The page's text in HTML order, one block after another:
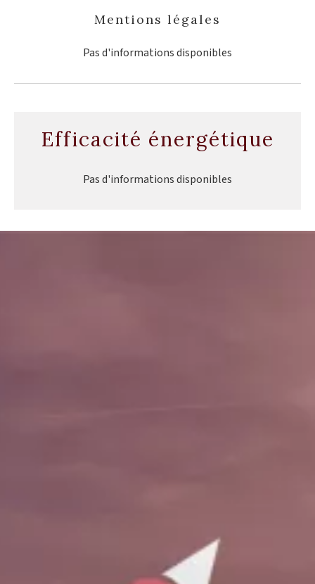
Mentions légales
Pas d'informations disponibles
Efficacité énergétique
Pas d'informations disponibles